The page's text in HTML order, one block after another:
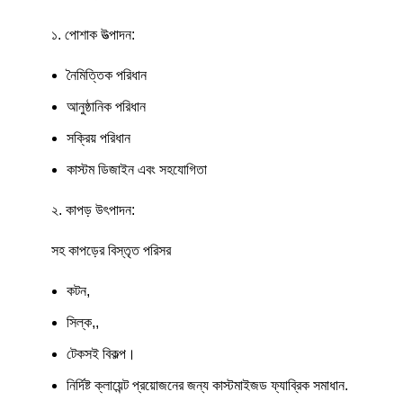
১. পোশাক উত্পাদন:
নৈমিত্তিক পরিধান
আনুষ্ঠানিক পরিধান
সক্রিয় পরিধান
কাস্টম ডিজাইন এবং সহযোগিতা
২. কাপড় উৎপাদন:
সহ কাপড়ের বিস্তৃত পরিসর
কটন,
সিল্ক,,
টেকসই বিকল্প।
নির্দিষ্ট ক্লায়েন্ট প্রয়োজনের জন্য কাস্টমাইজড ফ্যাব্রিক সমাধান.